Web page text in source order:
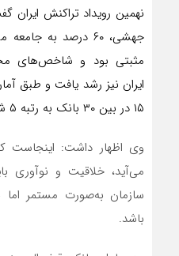
جهشی، ۶۰ درصد به
مثبتی بود و شاخص‌های
ایران نیز رشد یافت و طبق
١۵ در بین ٣٠ بانک به رتبه ۵ شبکه بانکی صعود کرد.
وی اظهار داشت: اینجاست
می‌آید، خلاقیت و نوآوری
سازمان به‌صورت مستمر
باشد.